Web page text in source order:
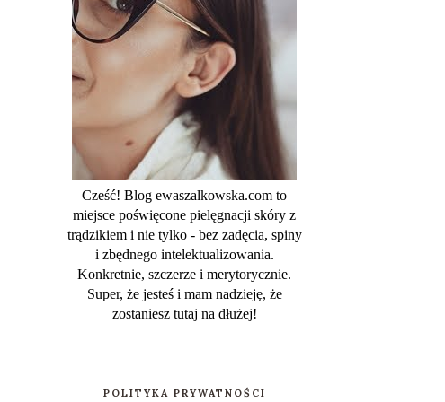
Cześć! Blog ewaszalkowska.com to
miejsce poświęcone pielęgnacji skóry z
trądzikiem i nie tylko - bez zadęcia, spiny
i zbędnego intelektualizowania.
Konkretnie, szczerze i merytorycznie.
Super, że jesteś i mam nadzieję, że
zostaniesz tutaj na dłużej!
POLITYKA PRYWATNOŚCI